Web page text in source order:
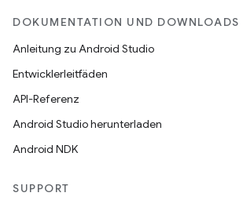
DOKUMENTATION UND DOWNLOADS
Anleitung zu Android Studio
Entwicklerleitfäden
API-Referenz
Android Studio herunterladen
Android NDK
SUPPORT